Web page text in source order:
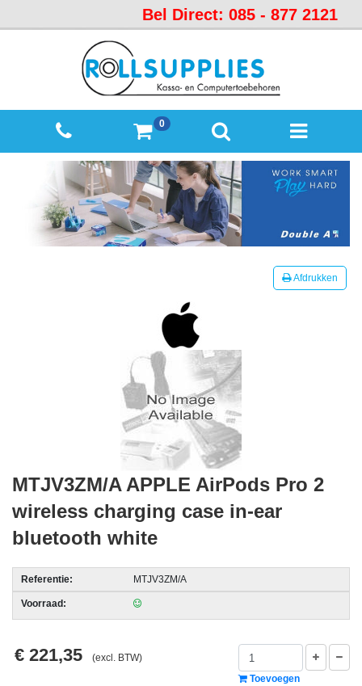
Bel Direct: 085 - 877 2121
0
Startpagina
Mijn
winkelmandje
Account
Contact
Sitemap
beveiligingstechnologie
Data
Storage
-
Cartridges
en
Tapes
Afdrukken
MTJV3ZM/A APPLE AirPods Pro 2
wireless charging case in-ear
bluetooth white
Referentie: MTJV3ZM/A
Voorraad:
€ 221,35
(excl. BTW)
Toevoegen